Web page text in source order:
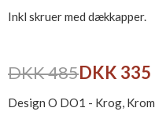
Inkl skruer med dækkapper.
DKK 485DKK 335
Design O DO1 - Krog, Krom